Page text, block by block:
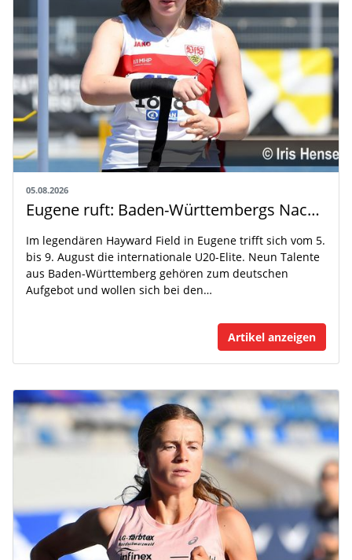
05.08.2026
Eugene ruft: Baden-Württembergs Nachwuchs greift nach der Weltspitze
Im legendären Hayward Field in Eugene trifft sich vom 5.
bis 9. August die internationale U20-Elite. Neun Talente
aus Baden-Württemberg gehören zum deutschen
Aufgebot und wollen sich bei den…
Artikel anzeigen